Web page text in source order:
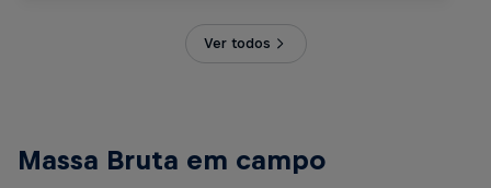
Ver todos
Massa Bruta em campo